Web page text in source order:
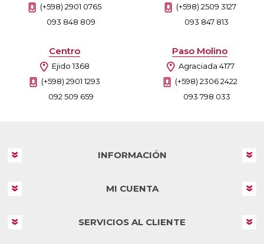
(+598) 2901 0765
093 848 809
(+598) 2509 3127
093 847 813
Centro
Ejido 1368
(+598) 2901 1293
092 509 659
Paso Molino
Agraciada 4177
(+598) 2306 2422
093 798 033
INFORMACIÓN
MI CUENTA
SERVICIOS AL CLIENTE